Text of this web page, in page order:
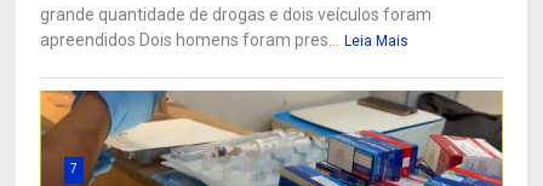
grande quantidade de drogas e dois veículos foram
apreendidos Dois homens foram pres...
Leia Mais
7